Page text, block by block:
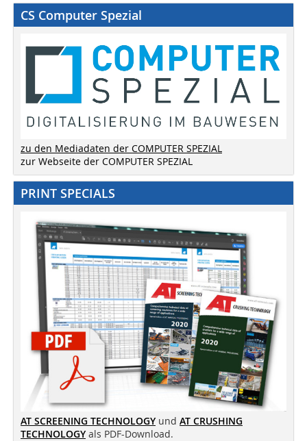
CS Computer Spezial
zu den Mediadaten der COMPUTER SPEZIAL
zur Webseite der COMPUTER SPEZIAL
PRINT SPECIALS
AT SCREENING TECHNOLOGY und AT CRUSHING
TECHNOLOGY als PDF-Download.